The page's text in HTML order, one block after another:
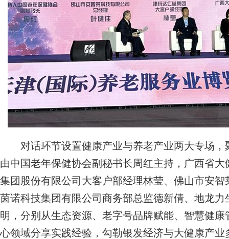
对话环节设置健康产业与养老产业两大专场，
由中国老年保健协会副秘书长周红主持，广西省
集团股份有限公司大客户部经理林莹、佛山市安
茵诺科技集团有限公司商务部总监德新倩、地龙
明，分别从生态资源、老字号品牌赋能、智慧健
心领域分享实践经验，勾勒银发经济与大健康产业